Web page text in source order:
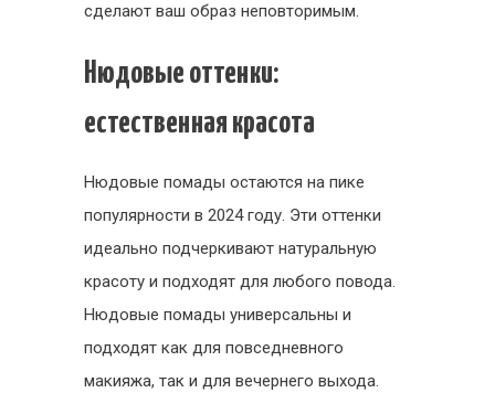
сделают ваш образ неповторимым.
Нюдовые оттенки:
естественная красота
Нюдовые помады остаются на пике
популярности в 2024 году. Эти оттенки
идеально подчеркивают натуральную
красоту и подходят для любого повода.
Нюдовые помады универсальны и
подходят как для повседневного
макияжа, так и для вечернего выхода.